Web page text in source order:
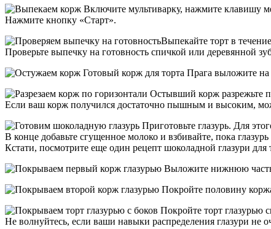
Включите мультиварку, нажмите клавишу
Нажмите кнопку «Старт».
Выпекайте торт в
Проверьте выпечку на готовность спичкой или деревянной
Готовый корж для торта Прага выложите
Остывший корж разрежьте
Если ваш корж получился достаточно пышным и высоким,
Приготовьте глазурь. Для
В конце добавьте сгущенное молоко и взбивайте, пока
Кстати, посмотрите еще один рецепт шоколадной глазури для
Выложите нижнюю часть
Покройте половину
Покройте торт глазурью
Не волнуйтесь, если ваши навыки распределения глазури не